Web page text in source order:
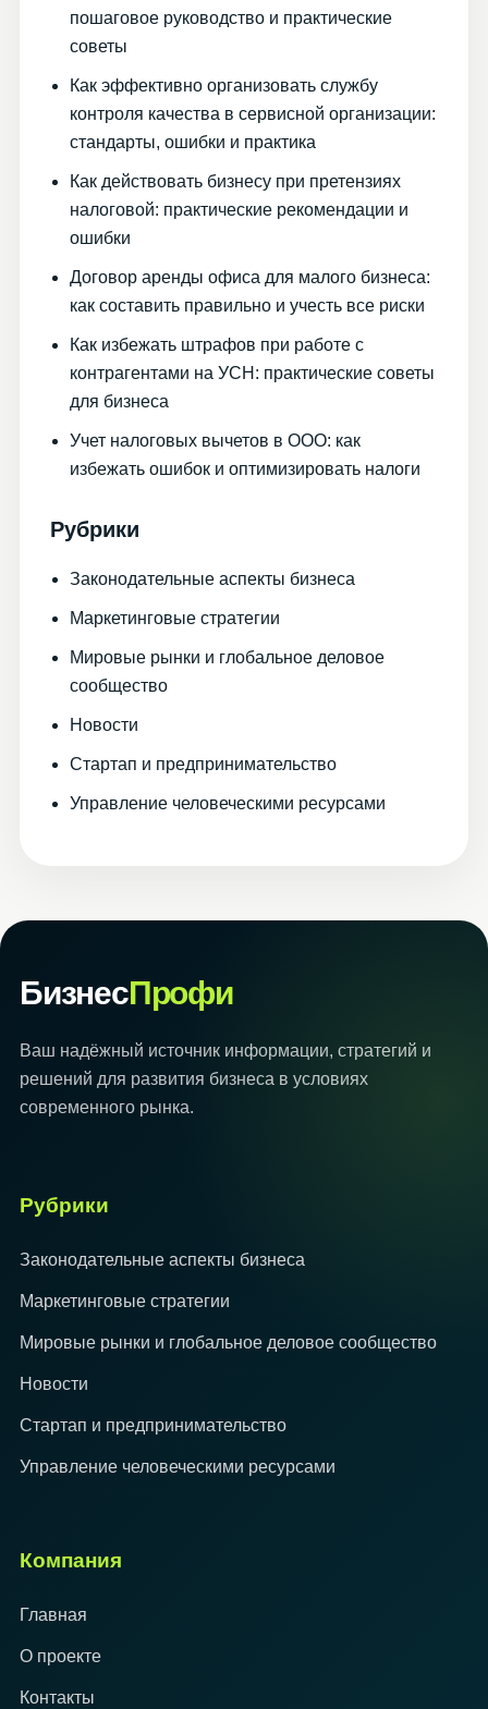
пошаговое руководство и практические
советы
Как эффективно организовать службу
контроля качества в сервисной организации:
стандарты, ошибки и практика
Как действовать бизнесу при претензиях
налоговой: практические рекомендации и
ошибки
Договор аренды офиса для малого бизнеса:
как составить правильно и учесть все риски
Как избежать штрафов при работе с
контрагентами на УСН: практические советы
для бизнеса
Учет налоговых вычетов в ООО: как
избежать ошибок и оптимизировать налоги
Рубрики
Законодательные аспекты бизнеса
Маркетинговые стратегии
Мировые рынки и глобальное деловое
сообщество
Новости
Стартап и предпринимательство
Управление человеческими ресурсами
БизнесПрофи
Ваш надёжный источник информации, стратегий и
решений для развития бизнеса в условиях
современного рынка.
Рубрики
Законодательные аспекты бизнеса
Маркетинговые стратегии
Мировые рынки и глобальное деловое сообщество
Новости
Стартап и предпринимательство
Управление человеческими ресурсами
Компания
Главная
О проекте
Контакты